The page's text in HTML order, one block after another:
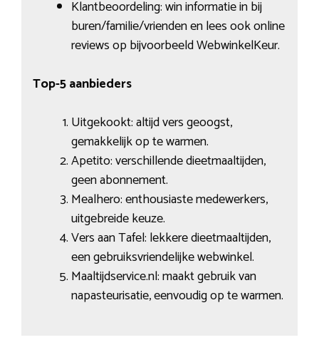
Klantbeoordeling: win informatie in bij
buren/familie/vrienden en lees ook online
reviews op bijvoorbeeld WebwinkelKeur.
Top-5 aanbieders
Uitgekookt: altijd vers geoogst,
gemakkelijk op te warmen.
Apetito: verschillende dieetmaaltijden,
geen abonnement.
Mealhero: enthousiaste medewerkers,
uitgebreide keuze.
Vers aan Tafel: lekkere dieetmaaltijden,
een gebruiksvriendelijke webwinkel.
Maaltijdservice.nl: maakt gebruik van
napasteurisatie, eenvoudig op te warmen.